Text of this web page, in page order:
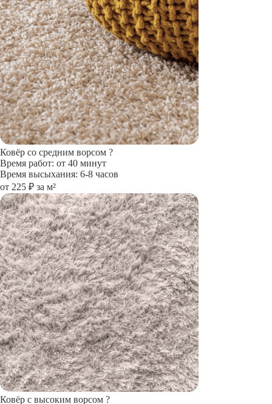
Ковёр со средним ворсом ?
Время работ: от 40 минут
Время высыхания: 6-8 часов
от 225 ₽ за м²
Ковёр с высоким ворсом ?